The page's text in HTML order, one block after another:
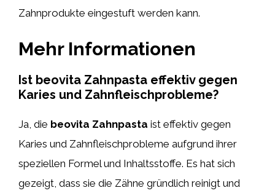
Zahnprodukte eingestuft werden kann.
Mehr Informationen
Ist beovita Zahnpasta effektiv gegen
Karies und Zahnfleischprobleme?
Ja, die beovita Zahnpasta ist effektiv gegen
Karies und Zahnfleischprobleme aufgrund ihrer
speziellen Formel und Inhaltsstoffe. Es hat sich
gezeigt, dass sie die Zähne gründlich reinigt und